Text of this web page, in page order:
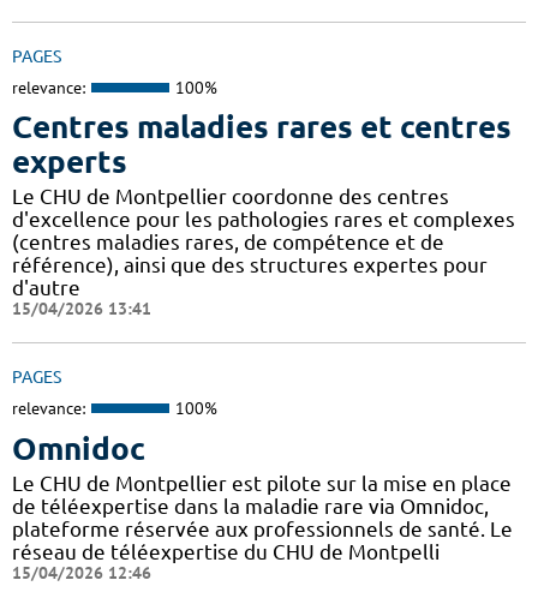
PAGES
relevance: 100%
Centres maladies rares et centres
experts
Le CHU de Montpellier coordonne des centres
d'excellence pour les pathologies rares et complexes
(centres maladies rares, de compétence et de
référence), ainsi que des structures expertes pour
d'autre
15/04/2026 13:41
PAGES
relevance: 100%
Omnidoc
Le CHU de Montpellier est pilote sur la mise en place
de téléexpertise dans la maladie rare via Omnidoc,
plateforme réservée aux professionnels de santé. Le
réseau de téléexpertise du CHU de Montpelli
15/04/2026 12:46